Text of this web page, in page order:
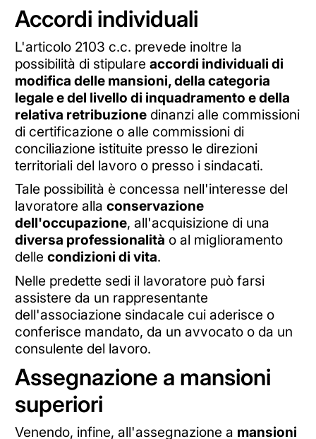
Accordi individuali
L'articolo 2103 c.c. prevede inoltre la
possibilità di stipulare accordi individuali di
modifica delle mansioni, della categoria
legale e del livello di inquadramento e della
relativa retribuzionedinanzi alle commissioni
di certificazione o alle commissioni di
conciliazione istituite presso le direzioni
territoriali del lavoro o presso i sindacati.
Tale possibilità è concessa nell'interesse del
lavoratore alla conservazione
dell'occupazione, all'acquisizione di una
diversa professionalità o al miglioramento
delle condizioni di vita.
Nelle predette sedi il lavoratore può farsi
assistere da un rappresentante
dell'associazione sindacale cui aderisce o
conferisce mandato, da un avvocato o da un
consulente del lavoro.
Assegnazione a mansioni
superiori
Venendo, infine, all'assegnazione a mansioni